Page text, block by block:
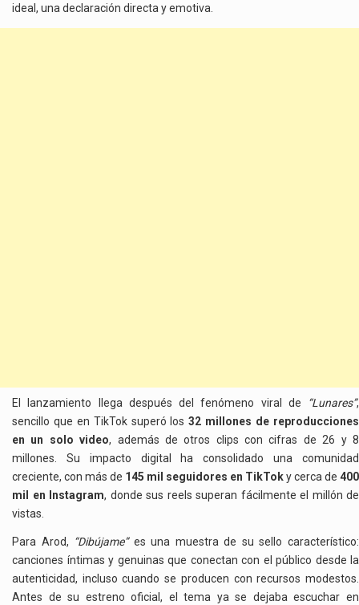
ideal, una declaración directa y emotiva.
El lanzamiento llega después del fenómeno viral de “Lunares”,
sencillo que en TikTok superó los32 millones de reproducciones
en un solo video, además de otros clips con cifras de 26 y 8
millones. Su impacto digital ha consolidado una comunidad
creciente, con más de 145 mil seguidores en TikToky cerca de 400
mil en Instagram, donde sus reels superan fácilmente el millón de
vistas.
Para Arod, “Dibújame”es una muestra de su sello característico:
canciones íntimas y genuinas que conectan con el público desde la
autenticidad, incluso cuando se producen con recursos modestos.
Antes de su estreno oficial, el tema ya se dejaba escuchar en